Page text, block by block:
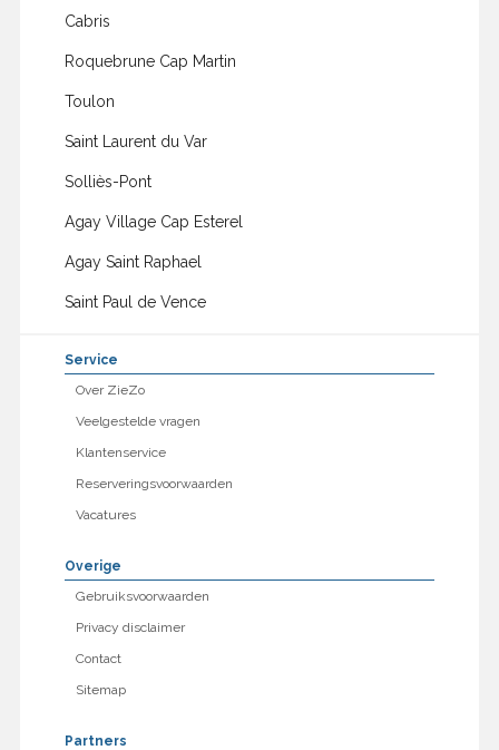
Cabris
Roquebrune Cap Martin
Toulon
Saint Laurent du Var
Solliès-Pont
Agay Village Cap Esterel
Agay Saint Raphael
Saint Paul de Vence
Service
Over ZieZo
Veelgestelde vragen
Klantenservice
Reserveringsvoorwaarden
Vacatures
Overige
Gebruiksvoorwaarden
Privacy disclaimer
Contact
Sitemap
Partners